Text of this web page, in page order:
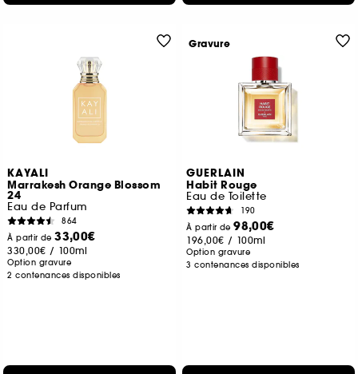
KAYALI
Marrakesh Orange Blossom
24
Eau de Parfum
864
À partir de33,00€
330,00€ / 100ml
Option gravure
2 contenances disponibles
GUERLAIN
Habit Rouge
Eau de Toilette
190
À partir de98,00€
196,00€ / 100ml
Option gravure
3 contenances disponibles
Gravure